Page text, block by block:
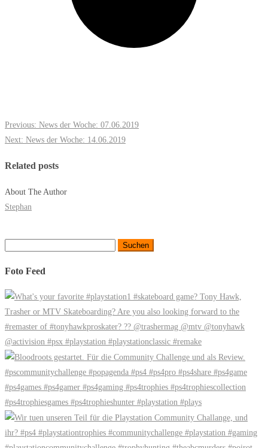
Previous: News der Woche: 07.06.2019
Next: News der Woche: 14.06.2019
Related posts
About The Author
Stephan
Foto Feed